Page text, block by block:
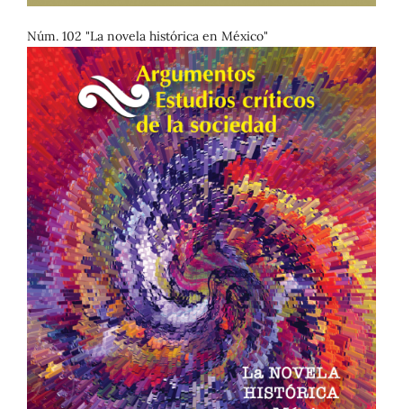
Núm. 102 "La novela histórica en México"